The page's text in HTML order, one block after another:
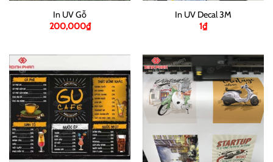
In UV Gỗ
200,000₫
In UV Decal 3M
1₫